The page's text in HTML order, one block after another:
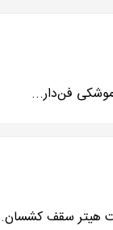
هیتر سقف